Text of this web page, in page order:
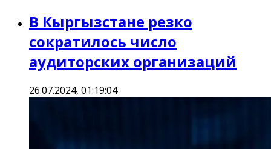
В Кыргызстане резко
сократилось число
аудиторских организаций
26.07.2024, 01:19:04